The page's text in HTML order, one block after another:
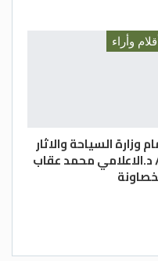
العسكرية.
أقلام وأراء
وزارة السياحة والاثار
محمد عقاب